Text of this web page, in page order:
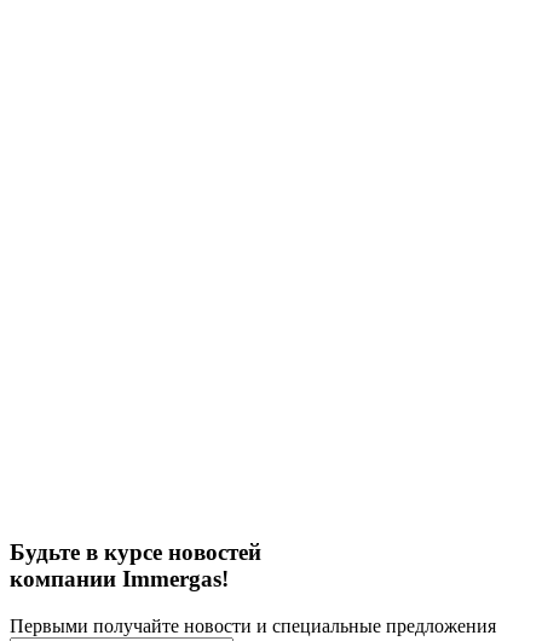
Будьте в курсе новостей
компании Immergas!
Первыми получайте новости и специальные предложения